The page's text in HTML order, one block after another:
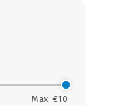
Max: €10